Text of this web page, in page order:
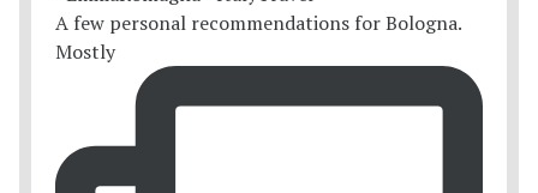
A few personal recommendations for Bologna.
Mostly